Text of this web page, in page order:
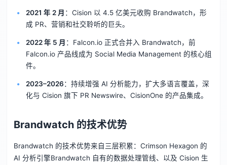
2021 年 2 月 ：Cision 以 4.5 亿美元收购 Brandwatch，形
成 PR、营销和社交聆听的巨头。
2022 年 5 月 ：Falcon.io 正式合并入 Brandwatch，前
Falcon.io 产品线成为 Social Media Management 的核心组
件。
2023–2026：持续增强 AI 分析能力，扩大多语言覆盖，深
化与 Cision 旗下 PR Newswire、CisionOne 的产品集成。
Brandwatch 的技术优势
Brandwatch 的技术优势来自三层积累：Crimson Hexagon 的
AI 分析引擎Brandwatch 自有的数据处理管线、以及 Cision 生